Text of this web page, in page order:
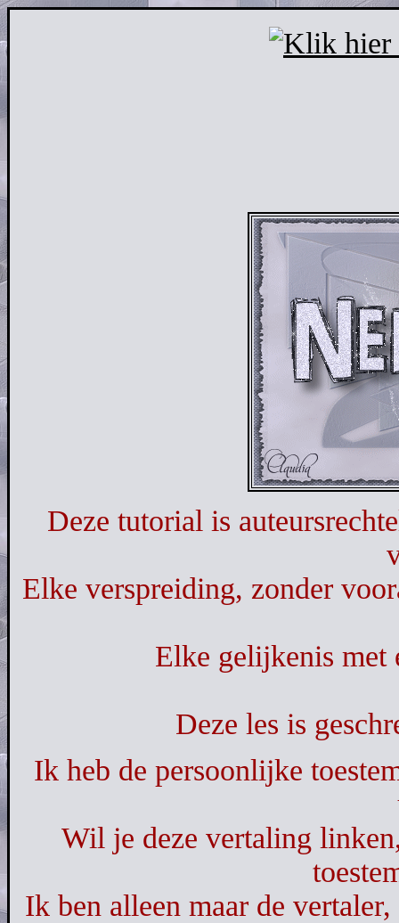
Deze tutorial is
Elke verspreiding, zonder
Elke gelijkenis met
Deze les is
Ik heb de persoonlijke
Wil je deze vertaling
Ik ben alleen maar de